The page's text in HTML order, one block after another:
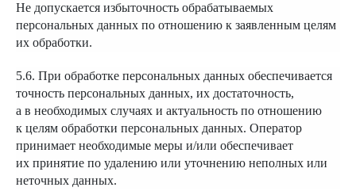
Не допускается избыточность обрабатываемых
персональных данных по отношению к заявленным целям
их обработки.
5.6. При обработке персональных данных обеспечивается
точность персональных данных, их достаточность,
а в необходимых случаях и актуальность по отношению
к целям обработки персональных данных. Оператор
принимает необходимые меры и/или обеспечивает
их принятие по удалению или уточнению неполных или
неточных данных.